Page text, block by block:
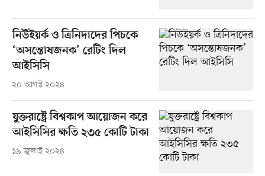
নিউইয়র্ক ও ত্রিনিদাদের পিচকে
‘অসন্তোষজনক’ রেটিং দিল
আইসিসি
২০ আগস্ট ২০২৪
যুক্তরাষ্ট্রে বিশ্বকাপ আয়োজন করে
আইসিসির ক্ষতি ২৩৫ কোটি টাকা
১৯ জুলাই ২০২৪